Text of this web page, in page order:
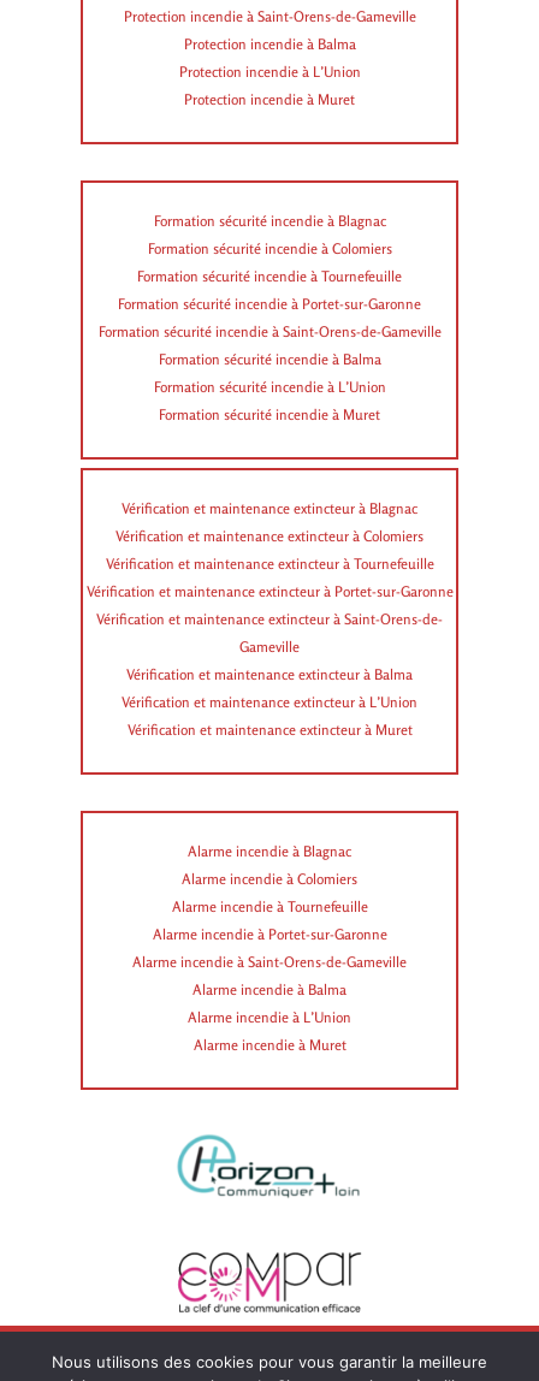
Protection incendie à Saint-Orens-de-Gameville
Protection incendie à Balma
Protection incendie à L’Union
Protection incendie à Muret
Formation sécurité incendie à Blagnac
Formation sécurité incendie à Colomiers
Formation sécurité incendie à Tournefeuille
Formation sécurité incendie à Portet-sur-Garonne
Formation sécurité incendie à Saint-Orens-de-Gameville
Formation sécurité incendie à Balma
Formation sécurité incendie à L’Union
Formation sécurité incendie à Muret
Vérification et maintenance extincteur à Blagnac
Vérification et maintenance extincteur à Colomiers
Vérification et maintenance extincteur à Tournefeuille
Vérification et maintenance extincteur à Portet-sur-Garonne
Vérification et maintenance extincteur à Saint-Orens-de-
Gameville
Vérification et maintenance extincteur à Balma
Vérification et maintenance extincteur à L’Union
Vérification et maintenance extincteur à Muret
Alarme incendie à Blagnac
Alarme incendie à Colomiers
Alarme incendie à Tournefeuille
Alarme incendie à Portet-sur-Garonne
Alarme incendie à Saint-Orens-de-Gameville
Alarme incendie à Balma
Alarme incendie à L’Union
Alarme incendie à Muret
Mentions légales
Nous utilisons des cookies pour vous garantir la meilleure